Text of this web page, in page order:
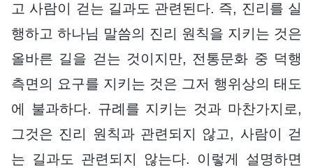
고 사람이 걷는 길과도 관련된다. 즉, 진리를 실
행하고 하나님 말씀의 진리 원칙을 지키는 것은
올바른 길을 걷는 것이지만, 전통문화 중 덕행
측면의 요구를 지키는 것은 그저 행위상의 태도
에 불과하다. 규례를 지키는 것과 마찬가지로,
그것은 진리 원칙과 관련되지 않고, 사람이 걷
는 길과도 관련되지 않는다. 이렇게 설명하면